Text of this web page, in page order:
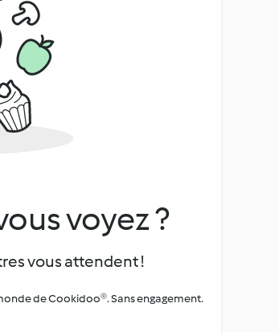
voyez ?
vous attendent !
de Cookidoo®. Sans engagement.